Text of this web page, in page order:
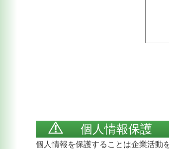
個人情報保護
個人情報を保護することは企業活動